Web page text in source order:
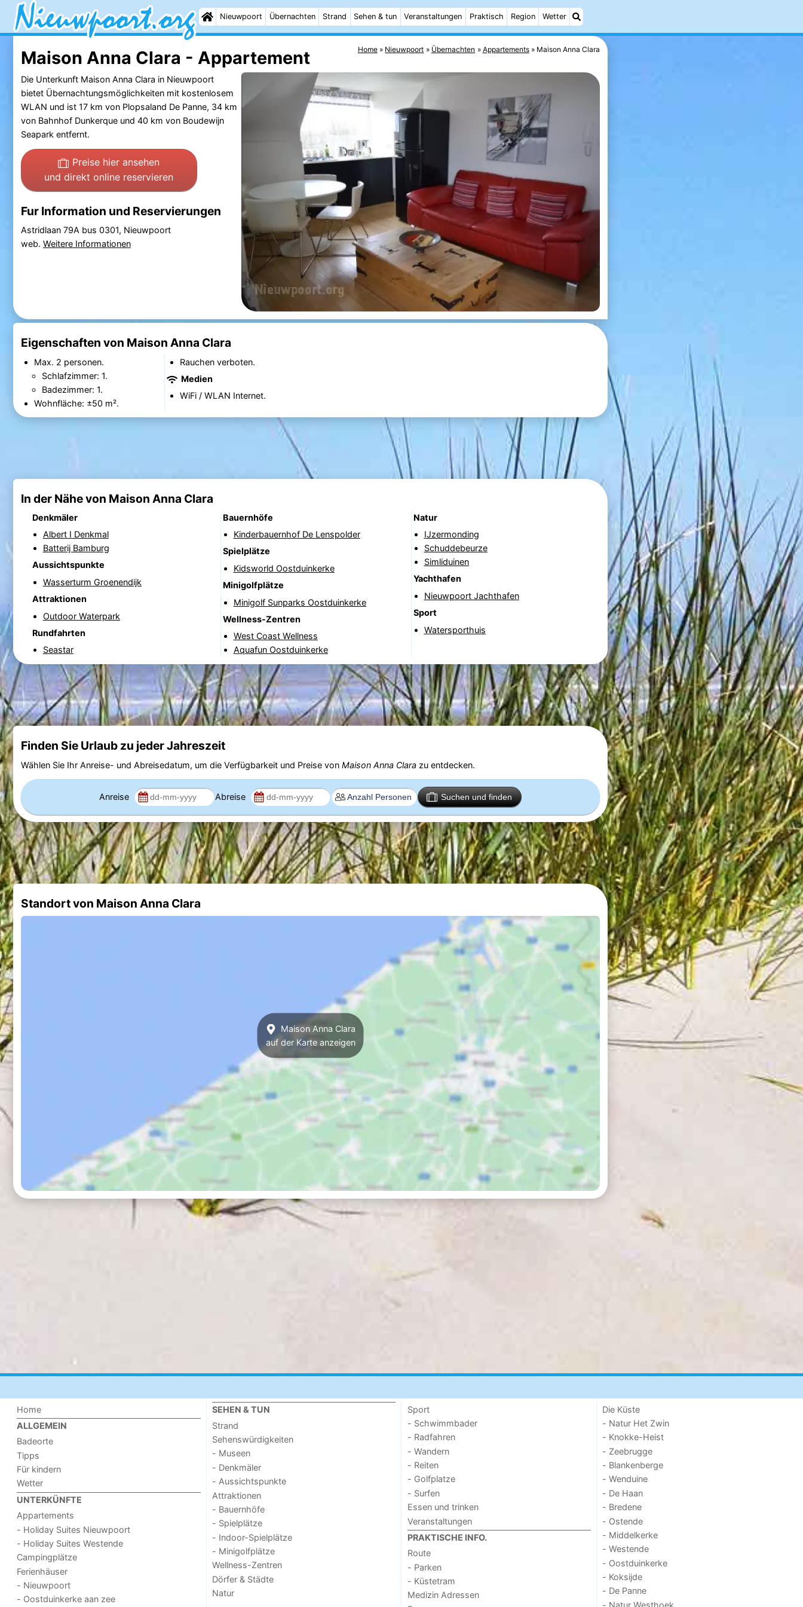
Nieuwpoort Übernachten Strand Sehen & tun Veranstaltungen Praktisch Region Wetter
Home Nieuwpoort Übernachten Appartements Maison Anna Clara
Maison Anna Clara - Appartement
Die Unterkunft Maison Anna Clara in Nieuwpoort
bietet Übernachtungsmöglichkeiten mit kostenlosem
WLAN und ist 17 km von Plopsaland De Panne, 34 km
von Bahnhof Dunkerque und 40 km von Boudewijn
Seapark entfernt.
Preise hier ansehen
und direkt online reservieren
Fur Information und Reservierungen
Astridlaan 79A bus 0301, Nieuwpoort
web. Weitere Informationen
Eigenschaften von Maison Anna Clara
Max. 2 personen.
Schlafzimmer: 1.
Badezimmer: 1.
Wohnfläche: ±50 m².
Rauchen verboten.
Medien
WiFi / WLAN Internet.
In der Nähe von Maison Anna Clara
Denkmäler
Albert I Denkmal
Batterij Bamburg
Aussichtspunkte
Wasserturm Groenendijk
Attraktionen
Outdoor Waterpark
Rundfahrten
Seastar
Bauernhöfe
Kinderbauernhof De Lenspolder
Spielplätze
Kidsworld Oostduinkerke
Minigolfplätze
Minigolf Sunparks Oostduinkerke
Wellness-Zentren
West Coast Wellness
Aquafun Oostduinkerke
Natur
IJzermonding
Schuddebeurze
Simliduinen
Yachthafen
Nieuwpoort Jachthafen
Sport
Watersporthuis
Finden Sie Urlaub zu jeder Jahreszeit
Wählen Sie Ihr Anreise- und Abreisedatum, um die Verfügbarkeit und Preise von Maison Anna Clarazu entdecken.
Anreise Abreise Suchen und finden
Standort von Maison Anna Clara
Maison Anna Clara
auf der Karte anzeigen
Home
ALLGEMEIN
Badeorte
Tipps
Für kindern
Wetter
UNTERKÜNFTE
Appartements
- Holiday Suites Nieuwpoort
- Holiday Suites Westende
Campingplätze
Ferienhäuser
- Nieuwpoort
- Oostduinkerke aan zee
SEHEN & TUN
Strand
Sehenswürdigkeiten
- Museen
- Denkmäler
- Aussichtspunkte
Attraktionen
- Bauernhöfe
- Spielplätze
- Indoor-Spielplätze
- Minigolfplätze
Wellness-Zentren
Dörfer & Städte
Natur
Sport
- Schwimmbader
- Radfahren
- Wandern
- Reiten
- Golfplatze
- Surfen
Essen und trinken
Veranstaltungen
PRAKTISCHE INFO.
Route
- Parken
- Küstetram
Medizin Adressen
Die Küste
- Natur Het Zwin
- Knokke-Heist
- Zeebrugge
- Blankenberge
- Wenduine
- De Haan
- Bredene
- Ostende
- Middelkerke
- Westende
- Oostduinkerke
- Koksijde
- De Panne
- Natur Westhoek